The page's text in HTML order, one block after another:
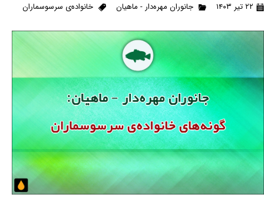
۲۲ تیر ۱۴۰۳ جانوران مهره‌دار - ماهیان خانواده‌ی سرسوسماران